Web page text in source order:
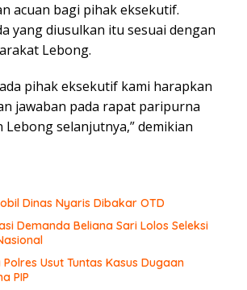
acuan bagi pihak eksekutif.
yang diusulkan itu sesuai dengan
Lebong.
pihak eksekutif kami harapkan
jawaban pada rapat paripurna
Lebong selanjutnya,” demikian
Dinas Nyaris Dibakar OTD
Demanda Beliana Sari Lolos Seleksi
Usut Tuntas Kasus Dugaan
PIP